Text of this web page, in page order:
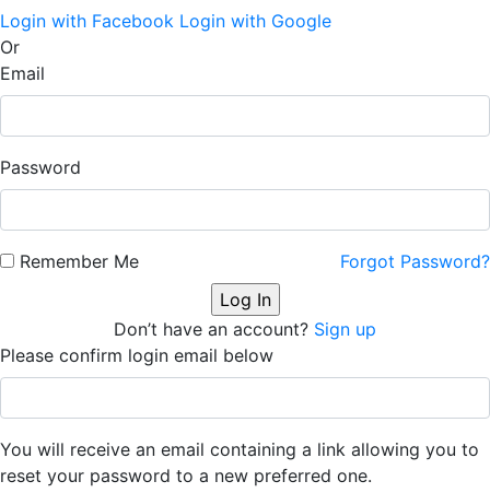
Login with Facebook Login with Google
Or
Email
Password
Remember Me Forgot Password?
Don’t have an account? Sign up
Please confirm login email below
You will receive an email containing a link allowing you to
reset your password to a new preferred one.